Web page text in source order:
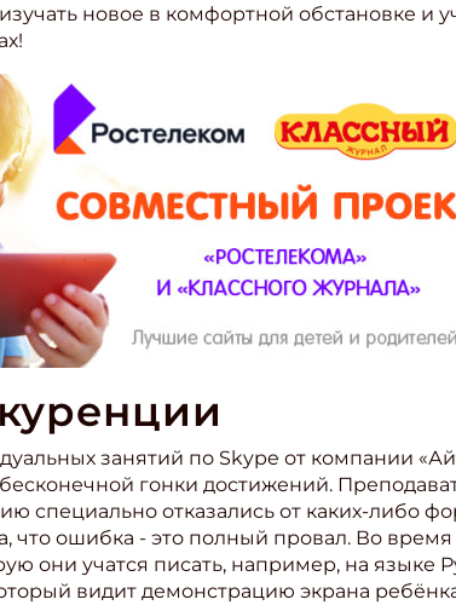
новое в комфортной обстановке и
занятий по Skype от компании
гонки достижений.
специально отказались от каких-либо
что ошибка - это полный провал. Во
они учатся писать, например, на языке
видит демонстрацию экрана